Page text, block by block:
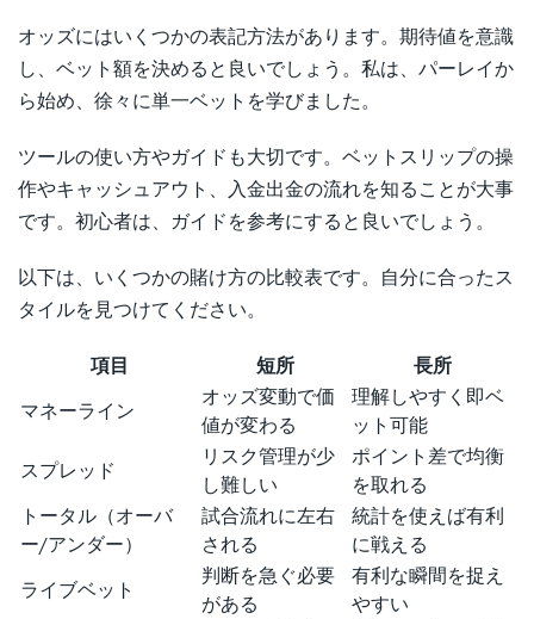
オッズにはいくつかの表記方法があります。期待値を意識
し、ベット額を決めると良いでしょう。私は、パーレイか
ら始め、徐々に単一ベットを学びました。
ツールの使い方やガイドも大切です。ベットスリップの操
作やキャッシュアウト、入金出金の流れを知ることが大事
です。初心者は、ガイドを参考にすると良いでしょう。
以下は、いくつかの賭け方の比較表です。自分に合ったス
タイルを見つけてください。
項目 短所
長所
マネーライン
オッズ変動で価
値が変わる
理解しやすく即ベ
ット可能
スプレッド
リスク管理が少
し難しい
ポイント差で均衡
を取れる
トータル（オーバ
ー/アンダー）
試合流れに左右
される
統計を使えば有利
に戦える
ライブベット
判断を急ぐ必要
がある
有利な瞬間を捉え
やすい